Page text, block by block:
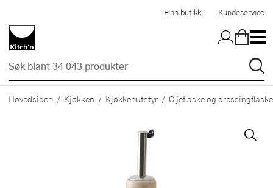
Finn butikk Kundeservice
Hovedsiden Kjøkken Kjøkkenutstyr Oljeflaske og dressingflaske